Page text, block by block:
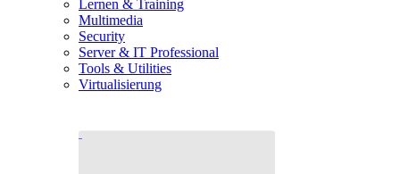
Lernen & Training
Multimedia
Security
Server & IT Professional
Tools & Utilities
Virtualisierung